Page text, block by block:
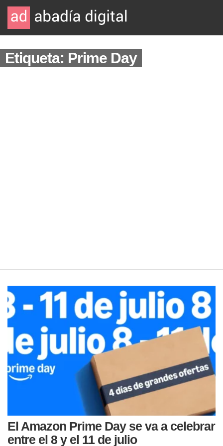
Etiqueta: Prime Day
El Amazon Prime Day se va a celebrar
entre el 8 y el 11 de julio